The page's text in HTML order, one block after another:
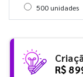
Selecionar
500 unidades
R$